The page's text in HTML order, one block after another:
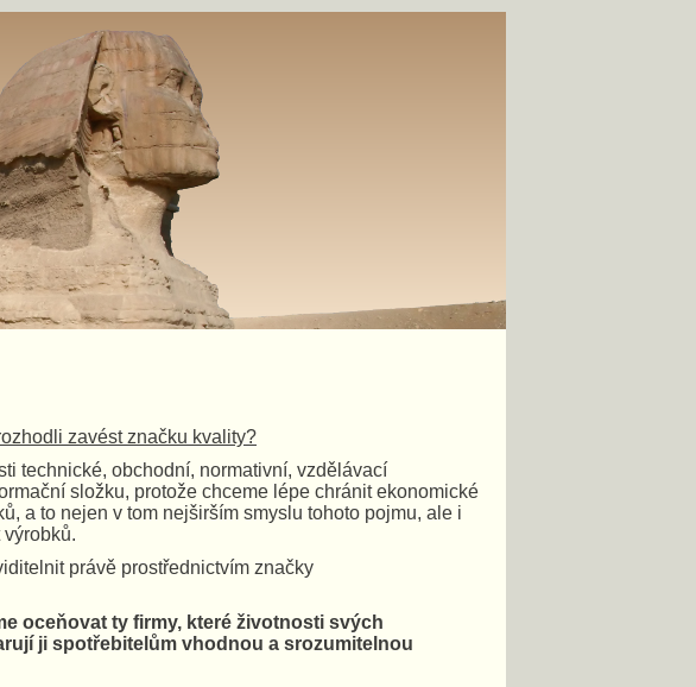
zavést značku kvality?
technické, obchodní, normativní, vzdělávací
složku, protože chceme lépe chránit ekonomické
a to nejen v tom nejširším smyslu tohoto pojmu, ale i
právě prostřednictvím značky
oceňovat ty firmy, které životnosti svých
ji spotřebitelům vhodnou a srozumitelnou